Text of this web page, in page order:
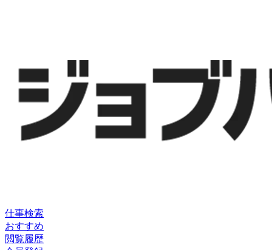
仕事検索
おすすめ
閲覧履歴